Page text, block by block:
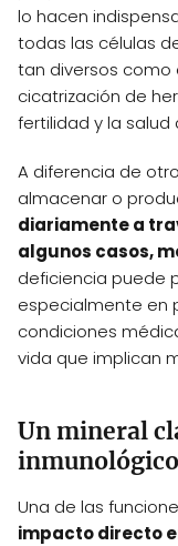
lo hacen
todas las células
tan diversos como
cicatrización de
fertilidad y la salud
A diferencia de
almacenar o
diariamente a
algunos casos,
deficiencia puede
especialmente en
condiciones
vida que implican
Un mineral
inmunológico
Una de las
impacto directo